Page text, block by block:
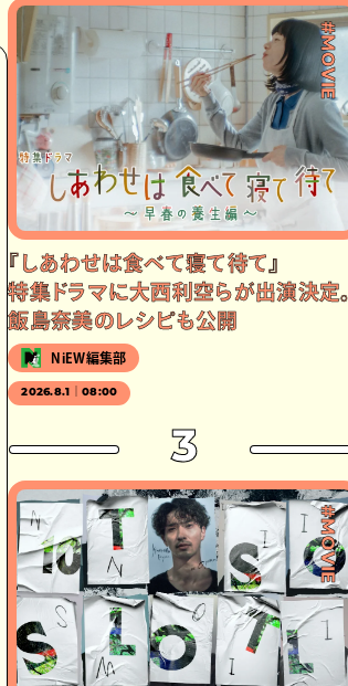
#MOVIE
『しあわせは食べて寝て待て』
特集ドラマに大西利空らが出演決定。
飯島奈美のレシピも公開
NiEW編集部
2026.8.1｜08:00
3
#MOVIE